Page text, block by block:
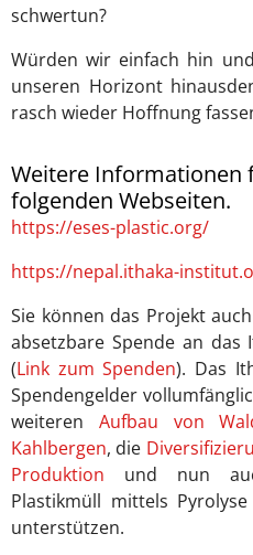
schwertun?
Würden wir einfach hin
unseren Horizont
rasch wieder Hoffnung
Weitere Informationen
folgenden Webseiten.
https://eses-plastic.org/
https://nepal.ithaka-
Sie können das Projekt
absetzbare Spende an
(Link zum Spenden). Das
Spendengelder
weiteren Aufbau von
Kahlbergen, die
Produktion und nun
Plastikmüll mittels
unterstützen.